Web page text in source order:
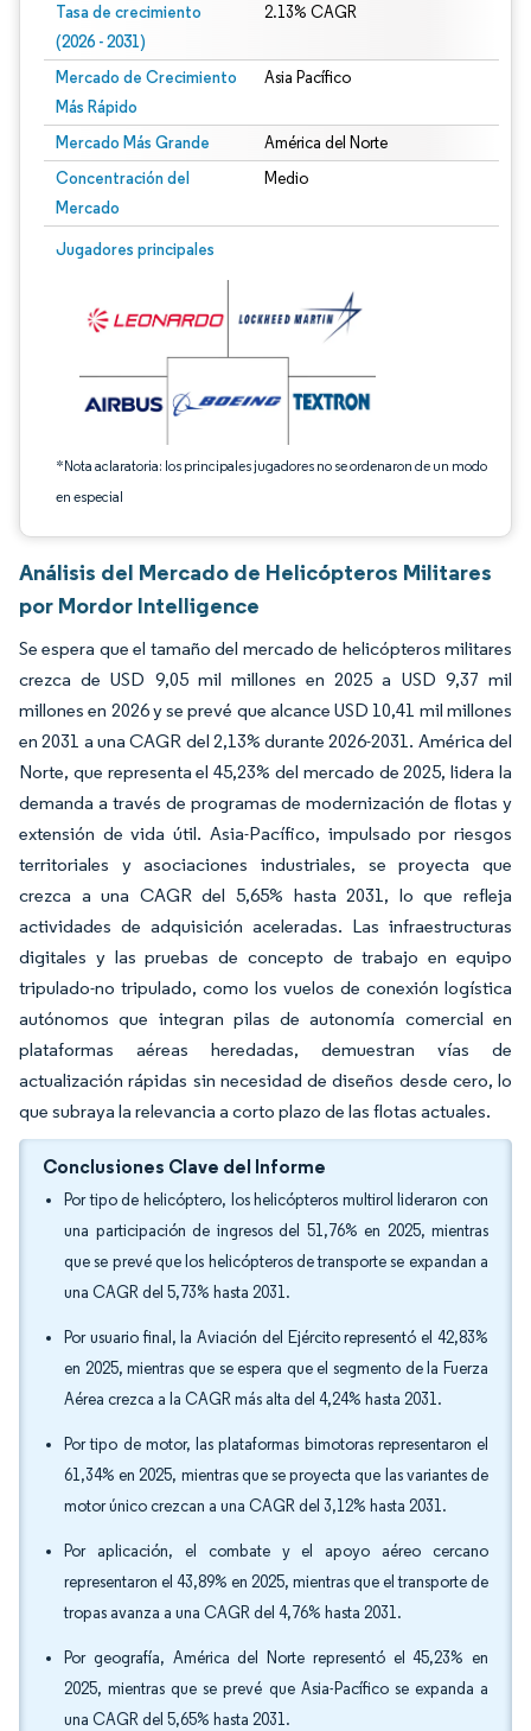
Tasa de crecimiento
(2026 - 2031)
2.13% CAGR
Mercado de Crecimiento
Más Rápido
Asia Pacífico
Mercado Más Grande América del Norte
Concentración del
Mercado
Medio
Jugadores principales
*Nota aclaratoria: los principales jugadores no se ordenaron de un modo
en especial
Imagen © Mordor Intelligence. El uso requiere atribución según CC BY 4.0.
Análisis del Mercado de Helicópteros Militares
por Mordor Intelligence
Se espera que el tamaño del mercado de helicópteros militares
crezca de USD 9,05 mil millones en 2025 a USD 9,37 mil
millones en 2026 y se prevé que alcance USD 10,41 mil millones
en 2031 a una CAGR del 2,13% durante 2026-2031. América del
Norte, que representa el 45,23% del mercado de 2025, lidera la
demanda a través de programas de modernización de flotas y
extensión de vida útil. Asia-Pacífico, impulsado por riesgos
territoriales y asociaciones industriales, se proyecta que
crezca a una CAGR del 5,65% hasta 2031, lo que refleja
actividades de adquisición aceleradas. Las infraestructuras
digitales y las pruebas de concepto de trabajo en equipo
tripulado-no tripulado, como los vuelos de conexión logística
autónomos que integran pilas de autonomía comercial en
plataformas aéreas heredadas, demuestran vías de
actualización rápidas sin necesidad de diseños desde cero, lo
que subraya la relevancia a corto plazo de las flotas actuales.
Conclusiones Clave del Informe
Por tipo de helicóptero, los helicópteros multirol lideraron con
una participación de ingresos del 51,76% en 2025, mientras
que se prevé que los helicópteros de transporte se expandan a
una CAGR del 5,73% hasta 2031.
Por usuario final, la Aviación del Ejército representó el 42,83%
en 2025, mientras que se espera que el segmento de la Fuerza
Aérea crezca a la CAGR más alta del 4,24% hasta 2031.
Por tipo de motor, las plataformas bimotoras representaron el
61,34% en 2025, mientras que se proyecta que las variantes de
motor único crezcan a una CAGR del 3,12% hasta 2031.
Por aplicación, el combate y el apoyo aéreo cercano
representaron el 43,89% en 2025, mientras que el transporte de
tropas avanza a una CAGR del 4,76% hasta 2031.
Por geografía, América del Norte representó el 45,23% en
2025, mientras que se prevé que Asia-Pacífico se expanda a
una CAGR del 5,65% hasta 2031.